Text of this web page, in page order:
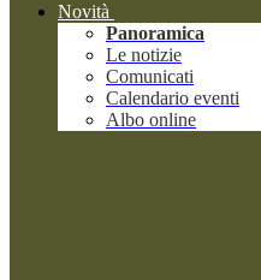
Novità
Panoramica
Le notizie
Comunicati
Calendario eventi
Albo online